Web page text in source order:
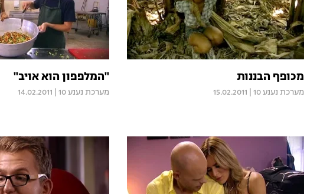
מכופף הבננות
מערכת נענע 10 15.02.2011
"המלפפון הוא אויב"
מערכת נענע 10 14.02.2011